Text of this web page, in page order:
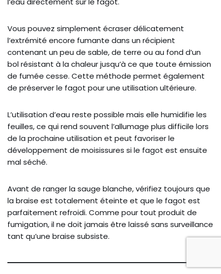
Vous pouvez simplement écraser délicatement
l’extrémité encore fumante dans un récipient
contenant un peu de sable, de terre ou au fond d’un
bol résistant à la chaleur jusqu’à ce que toute émission
de fumée cesse. Cette méthode permet également
de préserver le fagot pour une utilisation ultérieure.
L’utilisation d’eau reste possible mais elle humidifie les
feuilles, ce qui rend souvent l’allumage plus difficile lors
de la prochaine utilisation et peut favoriser le
développement de moisissures si le fagot est ensuite
mal séché.
Avant de ranger la sauge blanche, vérifiez toujours que
la braise est totalement éteinte et que le fagot est
parfaitement refroidi. Comme pour tout produit de
fumigation, il ne doit jamais être laissé sans surveillance
tant qu’une braise subsiste.